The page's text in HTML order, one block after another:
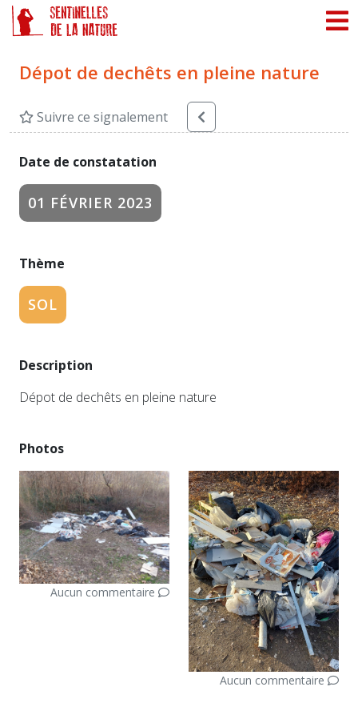
Dépot de dechêts en pleine nature
Suivre ce signalement
Date de constatation
01 FÉVRIER 2023
Thème
SOL
Description
Dépot de dechêts en pleine nature
Photos
Aucun commentaire
Aucun commentaire
Panneau de gestion des cookies